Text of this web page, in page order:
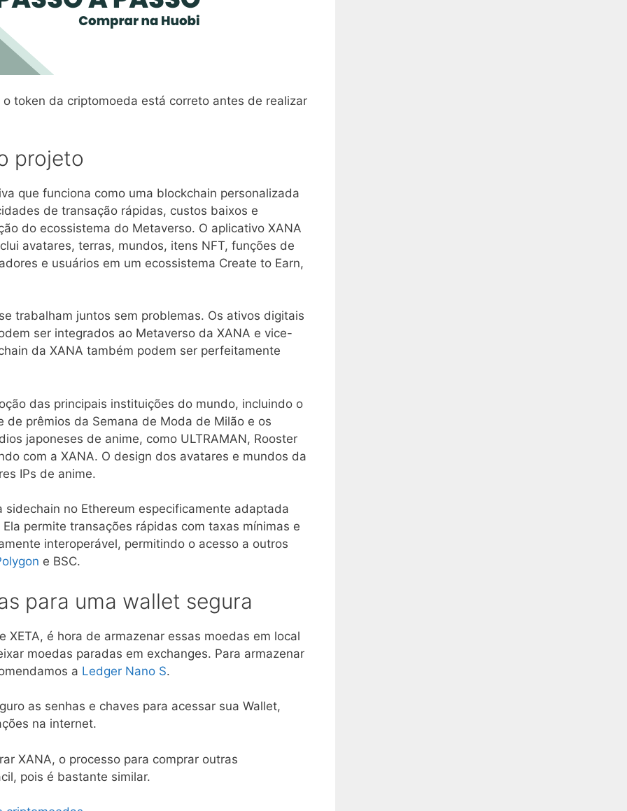
token da criptomoeda está correto antes de realizar
projeto
que funciona como uma blockchain personalizada
de transação rápidas, custos baixos e
do ecossistema do Metaverso. O aplicativo XANA
avatares, terras, mundos, itens NFT, funções de
e usuários em um ecossistema Create to Earn,
trabalham juntos sem problemas. Os ativos digitais
ser integrados ao Metaverso da XANA e vice-
da XANA também podem ser perfeitamente
das principais instituições do mundo, incluindo o
de prêmios da Semana de Moda de Milão e os
japoneses de anime, como ULTRAMAN, Rooster
com a XANA. O design dos avatares e mundos da
IPs de anime.
sidechain no Ethereum especificamente adaptada
permite transações rápidas com taxas mínimas e
interoperável, permitindo o acesso a outros
e BSC.
para uma wallet segura
XETA, é hora de armazenar essas moedas em local
moedas paradas em exchanges. Para armazenar
a Ledger Nano S.
as senhas e chaves para acessar sua Wallet,
na internet.
XANA, o processo para comprar outras
pois é bastante similar.